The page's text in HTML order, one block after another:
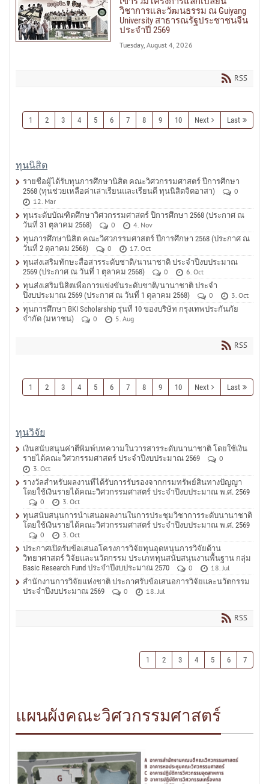
วิชาการและวัฒนธรรม ณ Guiyang
University สาธารณรัฐประชาชนจีน
ประจำปี 2569
Tuesday, August 4, 2026
RSS
1 2 3 4 5 6 7 8 9 10 Next Last
ทุนนิสิต
รายชื่อผู้ได้รับทุนการศึกษานิสิต คณะวิศวกรรมศาสตร์ ปีการศึกษา
2568 (ทุนช่วยเหลือค่าเล่าเรียนและเรียนดี ทุนนิสิตจิตอาสา)
0
12. Mar
ทุนระดับบัณฑิตศึกษาวิศวกรรมศาสตร์ ปีการศึกษา 2568 (ประกาศ ณ
วันที่ 31 ตุลาคม 2568)
0
4. Nov
ทุนการศึกษานิสิต คณะวิศวกรรมศาสตร์ ปีการศึกษา 2568 (ประกาศ ณ
วันที่ 2 ตุลาคม 2568)
0
17. Oct
ทุนส่งเสริมทักษะสื่อสารระดับชาติ/นานาชาติ ประจำปีงบประมาณ
2569 (ประกาศ ณ วันที่ 1 ตุลาคม 2568)
0
6. Oct
ทุนส่งเสริมนิสิตเพื่อการแข่งขันระดับชาติ/นานาชาติ ประจำ
ปีงบประมาณ 2569 (ประกาศ ณ วันที่ 1 ตุลาคม 2568)
0
3. Oct
ทุนการศึกษา BKI Scholarship รุ่นที่ 10 ของบริษัท กรุงเทพประกันภัย
จำกัด (มหาชน)
0 5. Aug
RSS
1 2 3 4 5 6 7 8 9 10 Next Last
ทุนวิจัย
เงินสนับสนุนค่าตีพิมพ์บทความในวารสารระดับนานาชาติ โดยใช้เงิน
รายได้คณะวิศวกรรมศาสตร์ ประจำปีงบประมาณ 2569
0
3. Oct
รางวัลสำหรับผลงานที่ได้รับการรับรองจากกรมทรัพย์สินทางปัญญา
โดยใช้เงินรายได้คณะวิศวกรรมศาสตร์ ประจำปีงบประมาณ พ.ศ. 2569
0
3. Oct
ทุนสนับสนุนการนำเสนอผลงานในการประชุมวิชาการระดับนานาชาติ
โดยใช้เงินรายได้คณะวิศวกรรมศาสตร์ ประจำปีงบประมาณ พ.ศ. 2569
0
3. Oct
ประกาศเปิดรับข้อเสนอโครงการวิจัยทุนอุดหนุนการวิจัยด้าน
วิทยาศาสตร์ วิจัยและนวัตกรรม ประเภททุนสนับสนุนงานพื้นฐาน กลุ่ม
Basic Research Fund ประจำปีงบประมาณ 2570
0
18. Jul
สำนักงานการวิจัยแห่งชาติ ประกาศรับข้อเสนอการวิจัยและนวัตกรรม
ประจำปีงบประมาณ 2569
0 18. Jul
RSS
1 2 3 4 5 6 7
แผนผังคณะวิศวกรรมศาสตร์